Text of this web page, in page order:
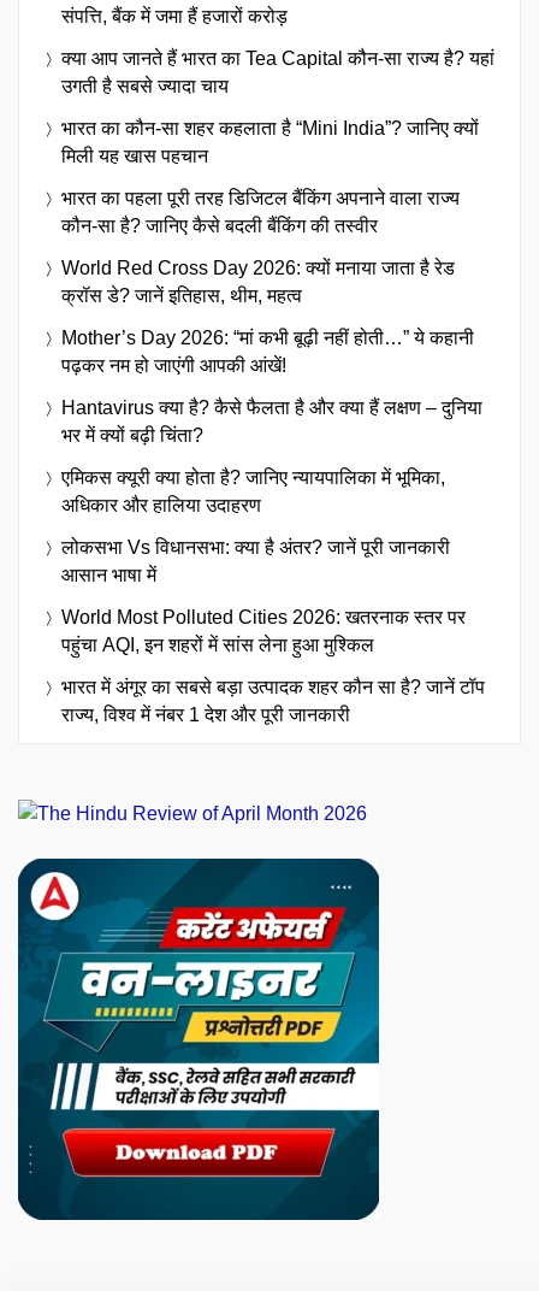
संपत्ति, बैंक में जमा हैं हजारों करोड़
क्या आप जानते हैं भारत का Tea Capital कौन-सा राज्य है? यहां
उगती है सबसे ज्यादा चाय
भारत का कौन-सा शहर कहलाता है “Mini India”? जानिए क्यों
मिली यह खास पहचान
भारत का पहला पूरी तरह डिजिटल बैंकिंग अपनाने वाला राज्य
कौन-सा है? जानिए कैसे बदली बैंकिंग की तस्वीर
World Red Cross Day 2026: क्यों मनाया जाता है रेड
क्रॉस डे? जानें इतिहास, थीम, महत्व
Mother’s Day 2026: “मां कभी बूढ़ी नहीं होती…” ये कहानी
पढ़कर नम हो जाएंगी आपकी आंखें!
Hantavirus क्या है? कैसे फैलता है और क्या हैं लक्षण – दुनिया
भर में क्यों बढ़ी चिंता?
एमिकस क्यूरी क्या होता है? जानिए न्यायपालिका में भूमिका,
अधिकार और हालिया उदाहरण
लोकसभा Vs विधानसभा: क्या है अंतर? जानें पूरी जानकारी
आसान भाषा में
World Most Polluted Cities 2026: खतरनाक स्तर पर
पहुंचा AQI, इन शहरों में सांस लेना हुआ मुश्किल
भारत में अंगूर का सबसे बड़ा उत्पादक शहर कौन सा है? जानें टॉप
राज्य, विश्व में नंबर 1 देश और पूरी जानकारी